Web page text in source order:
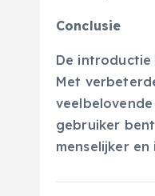
Conclusie
De introductie
Met
gebruiker
menselijker